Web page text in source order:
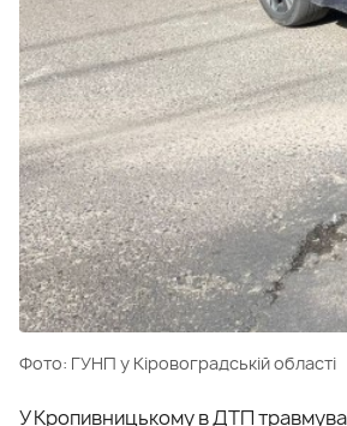
Фото: ГУНП у Кіровоградській області
У Кропивницькому в ДТП